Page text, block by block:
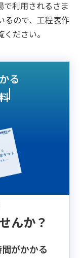
で利用されるさま
るので、工程表作
ださい。
る
んか？
がかかる